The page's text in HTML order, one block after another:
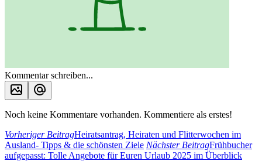
Kommentar schreiben...
Noch keine Kommentare vorhanden. Kommentiere als erstes!
Vorheriger BeitragHeiratsantrag, Heiraten und Flitterwochen im
Ausland- Tipps & die schönsten Ziele Nächster BeitragFrühbucher
aufgepasst: Tolle Angebote für Euren Urlaub 2025 im Überblick